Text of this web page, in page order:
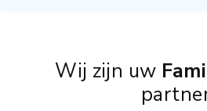
Wij zijn uw